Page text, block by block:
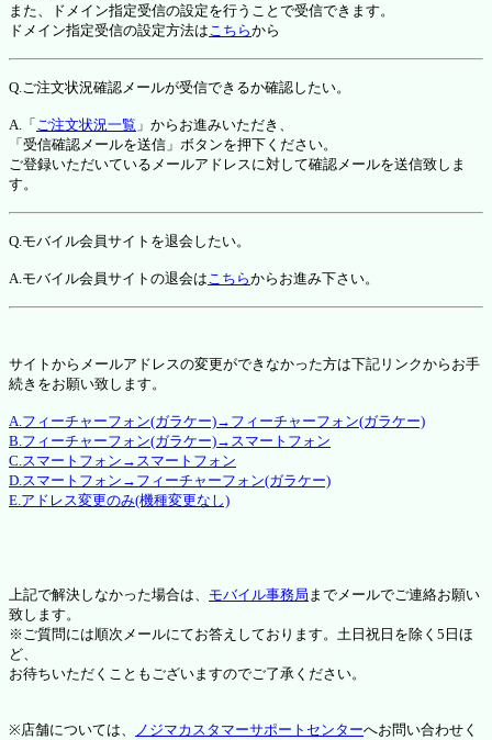
また、ドメイン指定受信の設定を行うことで受信できます。
ドメイン指定受信の設定方法はこちらから
Q.ご注文状況確認メールが受信できるか確認したい。
A.「 ご注文状況一覧 」からお進みいただき、
「受信確認メールを送信」ボタンを押下ください。
ご登録いただいているメールアドレスに対して確認メールを送信致しま
す。
Q.モバイル会員サイトを退会したい。
A.モバイル会員サイトの退会はこちらからお進み下さい。
サイトからメールアドレスの変更ができなかった方は下記リンクからお手
続きをお願い致します。
A.フィーチャーフォン(ガラケー)→フィーチャーフォン(ガラケー)
B.フィーチャーフォン(ガラケー)→スマートフォン
C.スマートフォン→スマートフォン
D.スマートフォン→フィーチャーフォン(ガラケー)
E.アドレス変更のみ(機種変更なし)
上記で解決しなかった場合は、 モバイル事務局 までメールでご連絡お願い
致します。
※ご質問には順次メールにてお答えしております。土日祝日を除く5日ほ
ど、
お待ちいただくこともございますのでご了承ください。
※店舗については、 ノジマカスタマーサポートセンターへお問い合わせく